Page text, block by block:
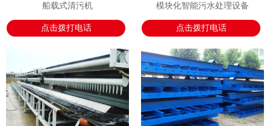
船载式清污机
点击拨打电话
模块化智能污水处理设备
点击拨打电话